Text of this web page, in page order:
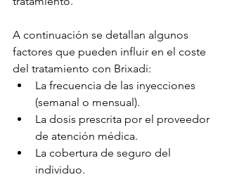
A continuación se detallan algunos
factores que pueden influir en el coste
del tratamiento con Brixadi:
La frecuencia de las inyecciones
(semanal o mensual).
La dosis prescrita por el proveedor
de atención médica.
La cobertura de seguro del
individuo.